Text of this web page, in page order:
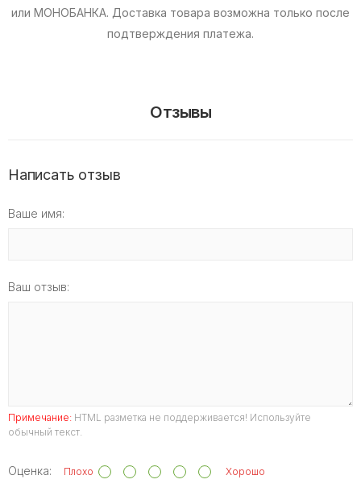
или МОНОБАНКА. Доставка товара возможна только после
подтверждения платежа.
Отзывы
Написать отзыв
Ваше имя:
Ваш отзыв:
Примечание: HTML разметка не поддерживается! Используйте
обычный текст.
Оценка: Плохо Хорошо